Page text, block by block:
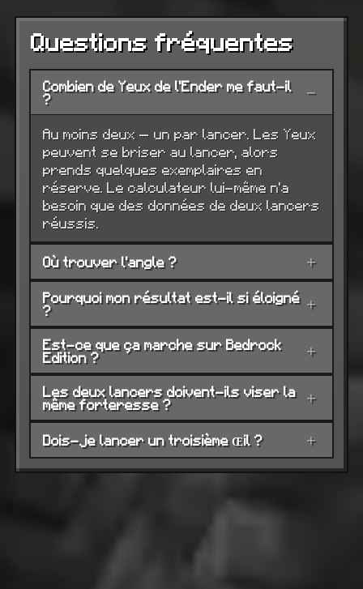
Questions fréquentes
Combien de Yeux de l'Ender me faut-il
? −
Au moins deux — un par lancer. Les Yeux
peuvent se briser au lancer, alors
prends quelques exemplaires en
réserve. Le calculateur lui-même n'a
besoin que des données de deux lancers
réussis.
Où trouver l'angle ?
+
Pourquoi mon résultat est-il si éloigné
? +
Est-ce que ça marche sur Bedrock
Edition ? +
Les deux lancers doivent-ils viser la
même forteresse ? +
Dois-je lancer un troisième Œil ? +